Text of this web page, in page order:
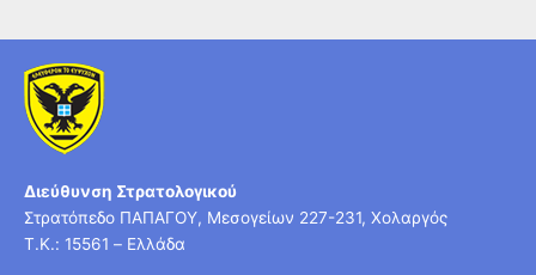
Διεύθυνση Στρατολογικού
Στρατόπεδο ΠΑΠΑΓΟΥ, Μεσογείων 227-231, Χολαργός
T.K.: 15561 – Ελλάδα